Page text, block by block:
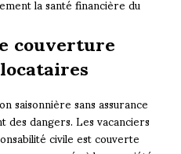
couverture
saisonnière sans assurance
dangers. Les vacanciers
civile est couverte